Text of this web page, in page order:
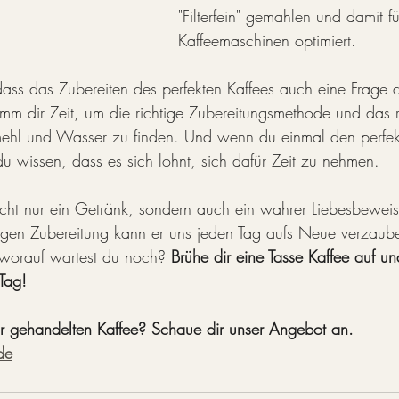
"Filterfein" gemahlen und damit
Kaffeemaschinen optimiert.
das Zubereiten des perfekten Kaffees auch eine
dir Zeit, um die richtige Zubereitungsmethode und
und Wasser zu finden. Und wenn du einmal den
wissen, dass es sich lohnt, sich dafür Zeit zu nehmen.
nur ein Getränk, sondern auch ein wahrer
Zubereitung kann er uns jeden Tag aufs Neue
wartest du noch? Brühe dir eine Tasse Kaffee auf
gehandelten Kaffee? Schaue dir unser Angebot an.